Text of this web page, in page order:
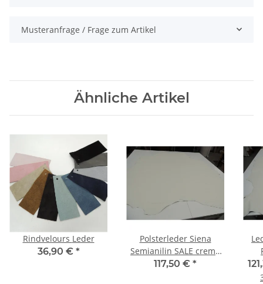
Musteranfrage / Frage zum Artikel
Ähnliche Artikel
Rindvelours Leder
36,90 € *
Polsterleder Siena
Semianilin SALE creme
hell 3,93 qm
117,50 € *